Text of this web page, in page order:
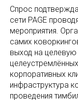
Спрос
сети PAGE
мероприятия.
самих
выход на целевую
корпоративных
инфраструктура
проведения